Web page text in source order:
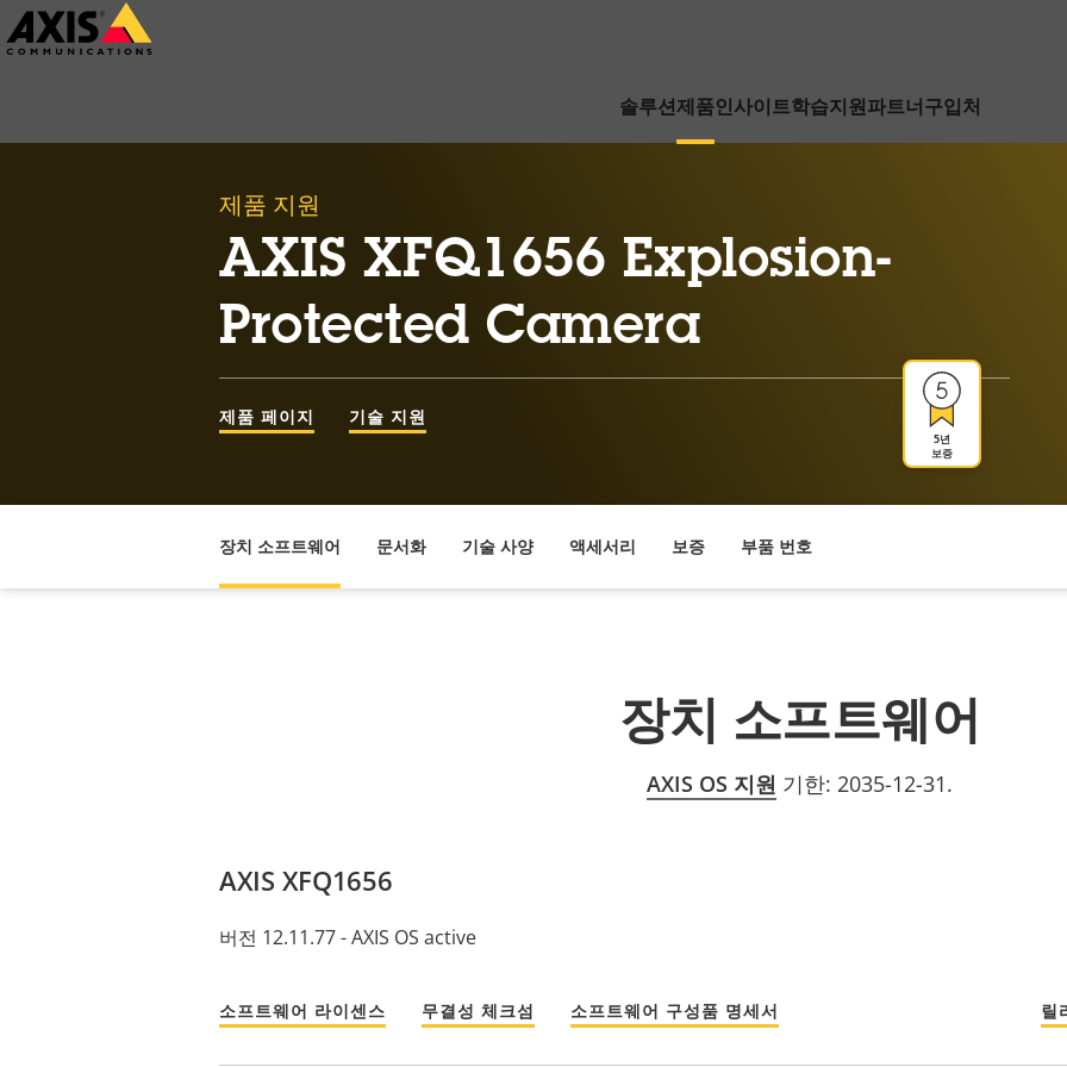
주
요
솔루션제품인사이트학습지원파트너구입처
제품 지원
AXIS XFQ1656 Explosion-
Protected Camera
5년
보증
제품 페이지 기술 지원
장치 소프트웨어 문서화 기술 사양 액세서리 보증 부품 번호
장치 소프트웨어
AXIS OS 지원 기한: 2035-12-31.
AXIS XFQ1656
버전 12.11.77 - AXIS OS active
소프트웨어 라이센스 무결성 체크섬 소프트웨어 구성품 명세서 릴